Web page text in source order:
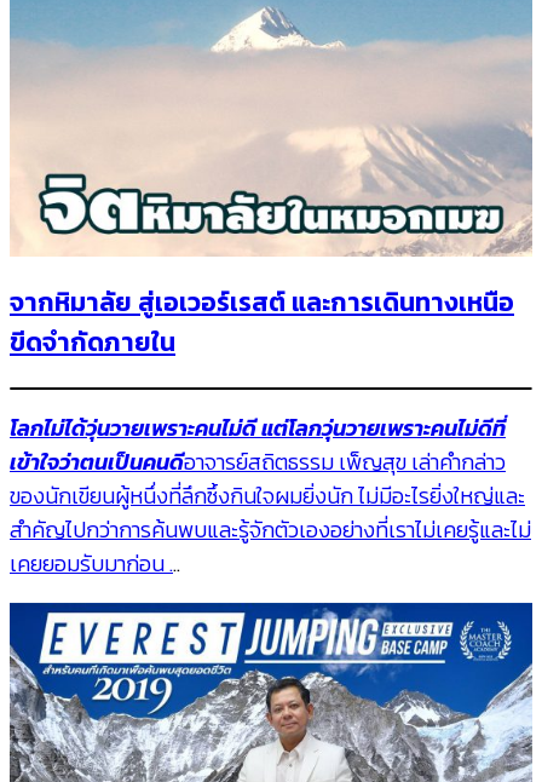
จากหิมาลัย สู่เอเวอร์เรสต์ และการเดินทางเหนือ
ขีดจำกัดภายใน
โลกไม่ได้วุ่นวายเพราะคนไม่ดี แต่โลกวุ่นวายเพราะคนไม่ดีที่
เข้าใจว่าตนเป็นคนดีอาจารย์สถิตธรรม เพ็ญสุข เล่าคำกล่าว
ของนักเขียนผู้หนึ่งที่ลึกซึ้งกินใจผมยิ่งนัก ไม่มีอะไรยิ่งใหญ่และ
สำคัญไปกว่าการค้นพบและรู้จักตัวเองอย่างที่เราไม่เคยรู้และไม่
เคยยอมรับมาก่อน ...